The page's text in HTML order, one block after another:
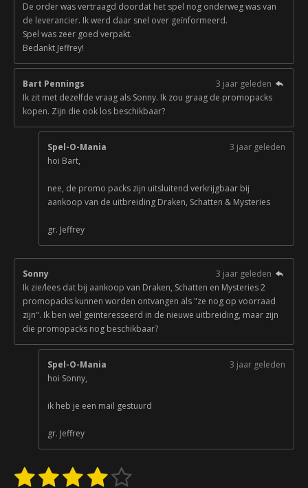
De order was vertraagd doordat het spel nog onderweg was van
de leverancier. Ik werd daar snel over geïnformeerd.
Spel was zeer goed verpakt.
Bedankt Jeffrey!
Bart Pennings
3 jaar geleden
Ik zit met dezelfde vraag als Sonny. Ik zou graag de promopacks
kopen. Zijn die ook los beschikbaar?
Spel-O-Mania
3 jaar geleden
hoi Bart,
nee, de promo packs zijn uitsluitend verkrijgbaar bij
aankoop van de uitbreiding Draken, Schatten & Mysteries
gr. Jeffrey
Sonny
3 jaar geleden
Ik zie/lees dat bij aankoop van Draken, Schatten en Mysteries 2
promopacks kunnen worden ontvangen als "ze nog op voorraad
zijn". Ik ben wel geïnteresseerd in de nieuwe uitbreiding, maar zijn
die promopacks nog beschikbaar?
Spel-O-Mania
3 jaar geleden
hoi Sonny,
ik heb je een mail gestuurd
gr. Jeffrey
R
1 2 3 4 5